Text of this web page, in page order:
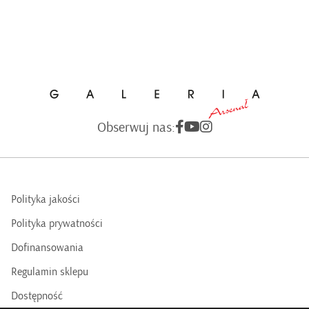
Obserwuj nas:
Polityka jakości
Polityka prywatności
Dofinansowania
Regulamin sklepu
Dostępność